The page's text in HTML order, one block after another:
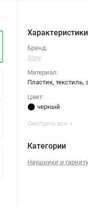
Характеристики
Бренд:
Sony
Материал:
Пластик, текстиль,
Цвет:
черный
Смотреть все
Категории
Наушники и